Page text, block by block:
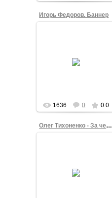
Игорь Федоров. Баннер
Фёдоров -
тоже наш кандидат
1636 0 0.0
Олег Тихоненко - За честные выборы
Омск. Театральная
Площадь. Митинг "За